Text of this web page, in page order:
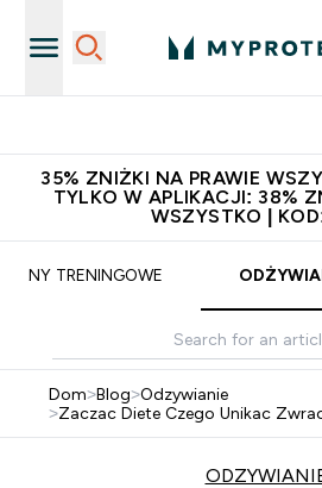
35% ZNIŻKI NA PRAWIE
TYLKO W APLIKACJI: 38%
WSZYSTKO |
PLANY TRENINGOWE
Dom>Blog>Odzywianie
>Zaczac Diete Czego Unikac